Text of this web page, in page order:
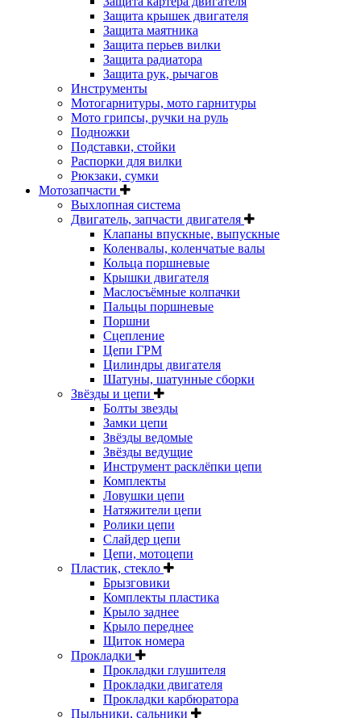
Защита крышек двигателя
Защита маятника
Защита перьев вилки
Защита радиатора
Защита рук, рычагов
Инструменты
Мотогарнитуры, мото гарнитуры
Мото грипсы, ручки на руль
Подножки
Подставки, стойки
Распорки для вилки
Рюкзаки, сумки
Мотозапчасти
Выхлопная система
Двигатель, запчасти двигателя
Клапаны впускные, выпускные
Коленвалы, коленчатые валы
Кольца поршневые
Крышки двигателя
Маслосъёмные колпачки
Пальцы поршневые
Поршни
Сцепление
Цепи ГРМ
Цилиндры двигателя
Шатуны, шатунные сборки
Звёзды и цепи
Болты звезды
Замки цепи
Звёзды ведомые
Звёзды ведущие
Инструмент расклёпки цепи
Комплекты
Ловушки цепи
Натяжители цепи
Ролики цепи
Слайдер цепи
Цепи, мотоцепи
Пластик, стекло
Брызговики
Комплекты пластика
Крыло заднее
Крыло переднее
Щиток номера
Прокладки
Прокладки глушителя
Прокладки двигателя
Прокладки карбюратора
Пыльники, сальники